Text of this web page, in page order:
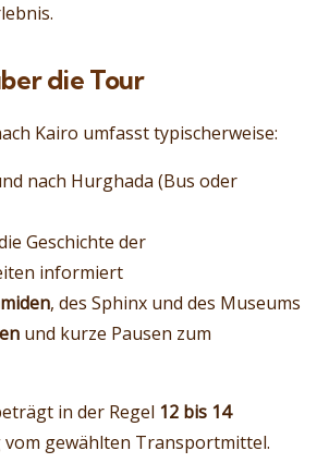
die Tour
Kairo umfasst typischerweise:
nach Hurghada (Bus oder
Geschichte der
informiert
, des Sphinx und des Museums
und kurze Pausen zum
in der Regel 12 bis 14
vom gewählten Transportmittel.